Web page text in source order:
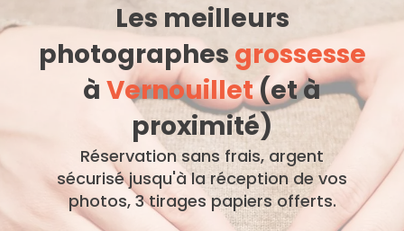
Les meilleurs
photographes grossesse
à Vernouillet(et à
proximité)
Réservation sans frais, argent
sécurisé jusqu'à la réception de vos
photos, 3 tirages papiers offerts.